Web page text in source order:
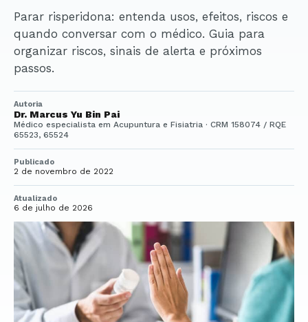
Parar risperidona: entenda usos, efeitos, riscos e
quando conversar com o médico. Guia para
organizar riscos, sinais de alerta e próximos
passos.
Autoria
Dr. Marcus Yu Bin Pai
Médico especialista em Acupuntura e Fisiatria · CRM 158074 / RQE
65523, 65524
Publicado
2 de novembro de 2022
Atualizado
6 de julho de 2026